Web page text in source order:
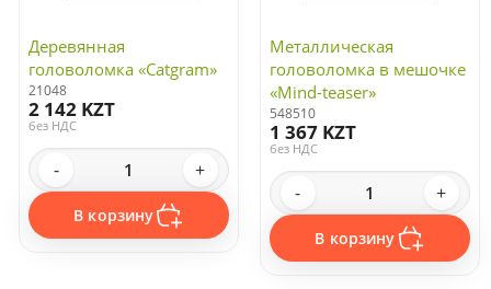
Деревянная
головоломка «Catgram»
21048
2 142 KZT
без НДС
- +
В корзину
Металлическая
головоломка в мешочке
«Mind-teaser»
548510
1 367 KZT
без НДС
- +
В корзину